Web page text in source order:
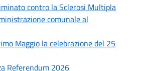
contro la Sclerosi Multipla
comunale al
Maggio la celebrazione del 25
Referendum 2026